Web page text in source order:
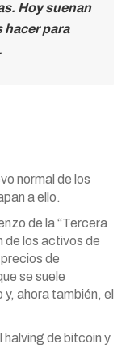
Hoy suenan
hacer para
normal de los
a ello.
de la “Tercera
de los activos de
de
se suele
ahora también, el
halving de bitcoin y